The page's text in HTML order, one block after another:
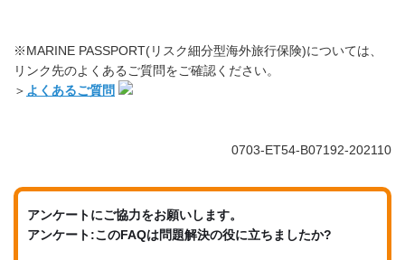
※MARINE PASSPORT(リスク細分型海外旅行保険)については、
リンク先のよくあるご質問をご確認ください。
＞ よくあるご質問
0703-ET54-B07192-202110
アンケートにご協力をお願いします。
アンケート:このFAQは問題解決の役に立ちましたか?